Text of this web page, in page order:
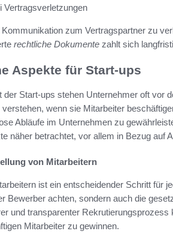
Vertragsverletzungen
zum Vertragspartner zu
rechtliche Dokumente zahlt sich
Aspekte für Start-ups
der Start-ups stehen Unternehmer oft vor
wenn sie Mitarbeiter
Abläufe im Unternehmen zu
näher betrachtet, vor allem in Bezug auf
von Mitarbeitern
ist ein entscheidender Schritt für
Bewerber achten, sondern auch die
und transparenter
Mitarbeiter zu gewinnen.